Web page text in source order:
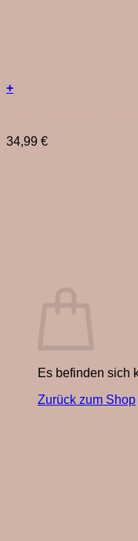
Es befinden sich
Zurück zum Shop
+
34,99 €